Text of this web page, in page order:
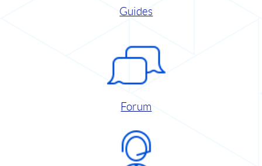
Guides
Forum